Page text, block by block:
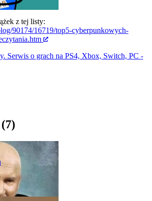
z tej listy:
90174/16719/top5-cyberpunkowych-
Serwis o grach na PS4, Xbox, Switch, PC -
7)